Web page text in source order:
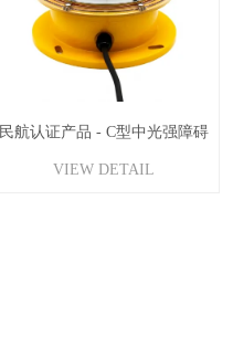
民航认证产品 - C型中光强障碍
灯
VIEW DETAIL